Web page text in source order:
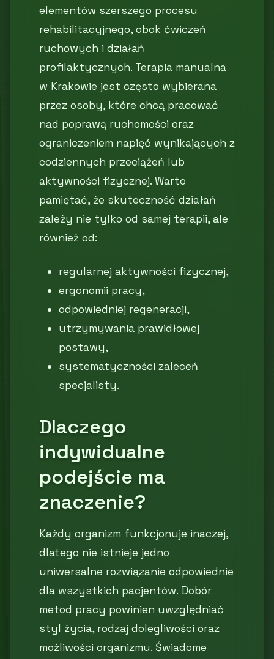
elementów szerszego procesu
rehabilitacyjnego, obok ćwiczeń
ruchowych i działań
profilaktycznych. Terapia manualna
w Krakowie jest często wybierana
przez osoby, które chcą pracować
nad poprawą ruchomości oraz
ograniczeniem napięć wynikających z
codziennych przeciążeń lub
aktywności fizycznej. Warto
pamiętać, że skuteczność działań
zależy nie tylko od samej terapii, ale
również od:
regularnej aktywności fizycznej,
ergonomii pracy,
odpowiedniej regeneracji,
utrzymywania prawidłowej
postawy,
systematyczności zaleceń
specjalisty.
Dlaczego
indywidualne
podejście ma
znaczenie?
Każdy organizm funkcjonuje inaczej,
dlatego nie istnieje jedno
uniwersalne rozwiązanie odpowiednie
dla wszystkich pacjentów. Dobór
metod pracy powinien uwzględniać
styl życia, rodzaj dolegliwości oraz
możliwości organizmu. Świadome